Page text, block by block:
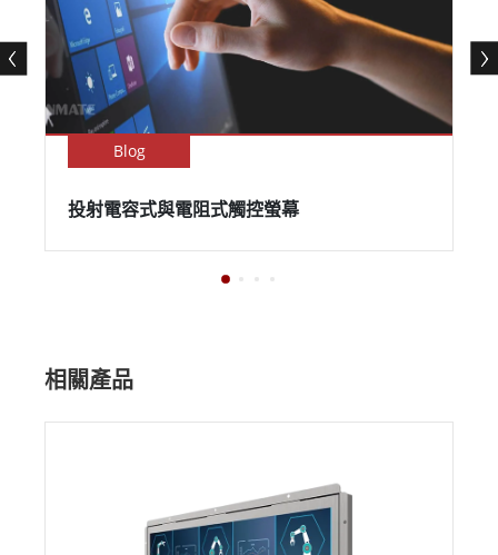
Blog
投射電容式與電阻式觸控螢幕
相關產品